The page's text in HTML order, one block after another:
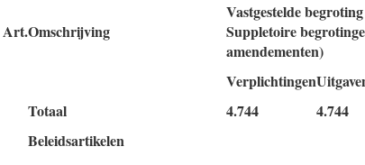
Art.Omschrijving
Vastgestelde
Suppletoire
amendementen)
Verplichtingen
Totaal
4.744 4.744
Beleidsartikelen